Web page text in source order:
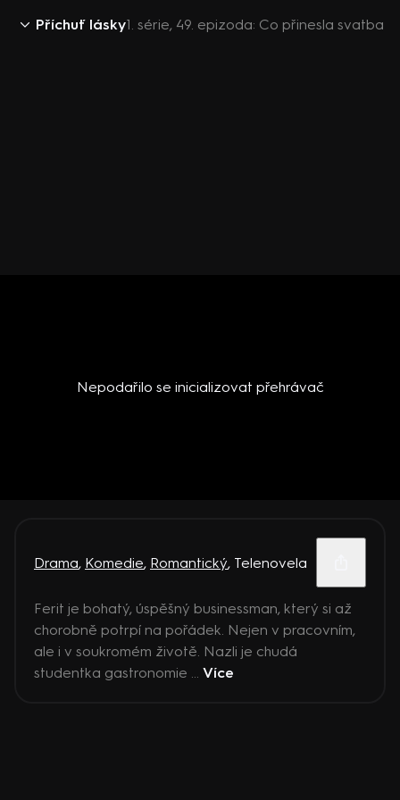
Příchuť lásky1. série, 49. epizoda: Co přinesla svatba
Nepodařilo se inicializovat přehrávač
Drama, Komedie, Romantický, Telenovela
Ferit je bohatý, úspěšný businessman, který si až
chorobně potrpí na pořádek. Nejen v pracovním,
ale i v soukromém životě. Nazli je chudá
studentka gastronomie ... Více